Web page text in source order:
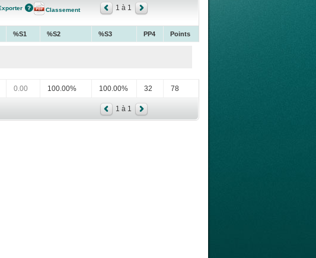
Classement 1 à 1
%S1 %S2 %S3 PP4 Points
0.00 100.00% 100.00% 32 78
1 à 1